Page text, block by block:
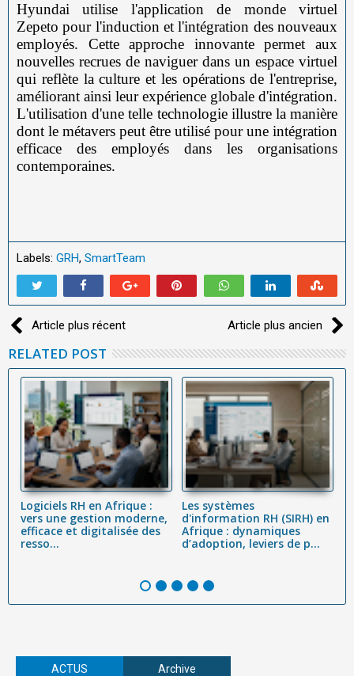
Hyundai utilise l'application de monde virtuel
Zepeto pour l'induction et l'intégration des nouveaux
employés. Cette approche innovante permet aux
nouvelles recrues de naviguer dans un espace virtuel
qui reflète la culture et les opérations de l'entreprise,
améliorant ainsi leur expérience globale d'intégration.
L'utilisation d'une telle technologie illustre la manière
dont le métavers peut être utilisé pour une intégration
efficace des employés dans les organisations
contemporaines.
Labels: GRH, SmartTeam
Article plus récent Article plus ancien
RELATED POST
Logiciels RH en Afrique :
vers une gestion moderne,
efficace et digitalisée des
resso...
Les systèmes
d'information RH (SIRH) en
Afrique : dynamiques
d’adoption, leviers de p...
ACTUS Archive